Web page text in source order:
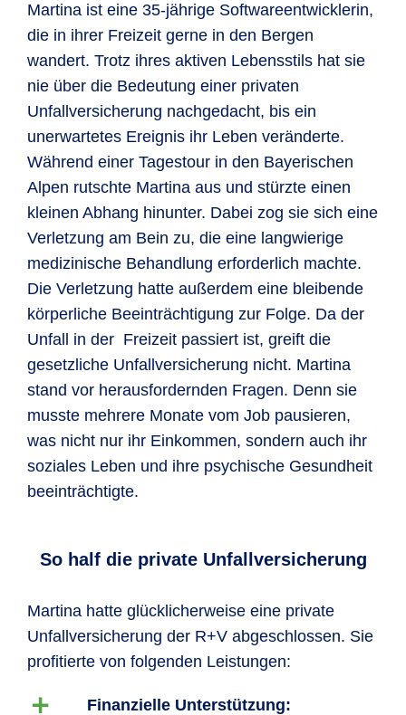
Martina ist eine 35-jährige Softwareentwicklerin,
die in ihrer Freizeit gerne in den Bergen
wandert. Trotz ihres aktiven Lebensstils hat sie
nie über die Bedeutung einer privaten
Unfallversicherung nachgedacht, bis ein
unerwartetes Ereignis ihr Leben veränderte.
Während einer Tagestour in den Bayerischen
Alpen rutschte Martina aus und stürzte einen
kleinen Abhang hinunter. Dabei zog sie sich eine
Verletzung am Bein zu, die eine langwierige
medizinische Behandlung erforderlich machte.
Die Verletzung hatte außerdem eine bleibende
körperliche Beeinträchtigung zur Folge. Da der
Unfall in der Freizeit passiert ist, greift die
gesetzliche Unfallversicherung nicht. Martina
stand vor herausfordernden Fragen. Denn sie
musste mehrere Monate vom Job pausieren,
was nicht nur ihr Einkommen, sondern auch ihr
soziales Leben und ihre psychische Gesundheit
beeinträchtigte.
So half die private Unfallversicherung
Martina hatte glücklicherweise eine private
Unfallversicherung der R+V abgeschlossen. Sie
profitierte von folgenden Leistungen:
Finanzielle Unterstützung: